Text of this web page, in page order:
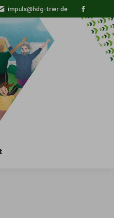
impuls@hdg-trier.de
Facebook
page
opens